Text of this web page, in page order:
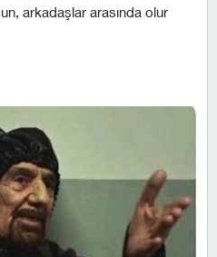
arkadaşlar arasında olur